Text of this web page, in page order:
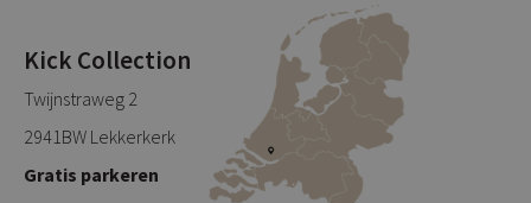
Kick Collection
Twijnstraweg 2
2941BW Lekkerkerk
Gratis parkeren